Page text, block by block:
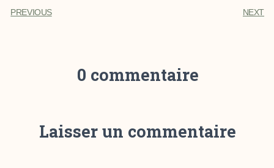
PREVIOUS NEXT
0 commentaire
Laisser un commentaire